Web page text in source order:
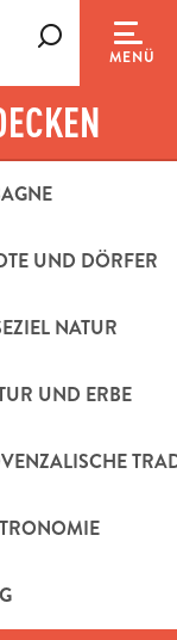
MENÜ
UND DÖRFER
NATUR
UND ERBE